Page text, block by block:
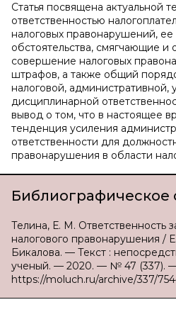
Статья посвящена актуальной
ответственностью
налоговых правонарушений,
обстоятельства, смягчающие и
совершение налоговых
штрафов, а также общий
налоговой, административной,
дисциплинарной
вывод о том, что в настоящее
тенденция усиления
ответственности для
правонарушения в области
Библиографическое
Телина, Е. М. Ответственность
налогового правонарушения /
Бикалова. — Текст :
ученый. — 2020. — № 47 (337). —
https://moluch.ru/archive/337/